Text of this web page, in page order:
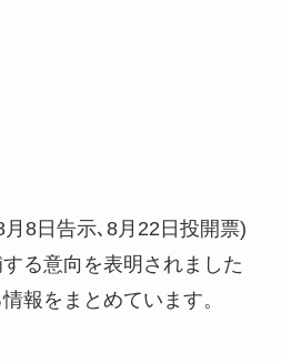
8日告示､8月22日投開票)
る意向を表明されました
報をまとめています。